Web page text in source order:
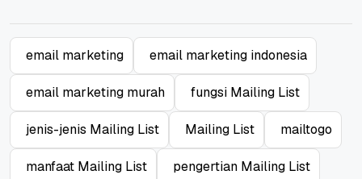
email marketing email marketing indonesia
email marketing murah fungsi Mailing List
jenis-jenis Mailing List Mailing List mailtogo
manfaat Mailing List pengertian Mailing List